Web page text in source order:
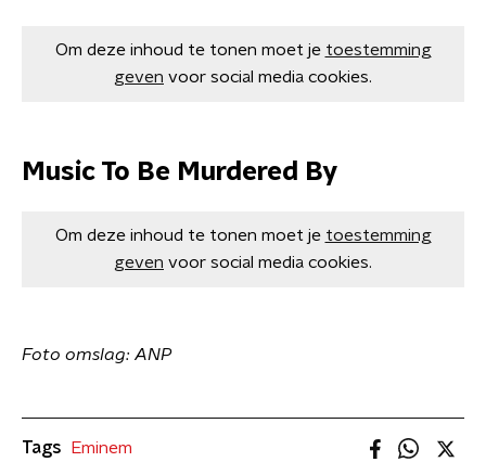
Om deze inhoud te tonen moet je toestemming
geven voor social media cookies.
Music To Be Murdered By
Om deze inhoud te tonen moet je toestemming
geven voor social media cookies.
Foto omslag: ANP
Tags
Eminem